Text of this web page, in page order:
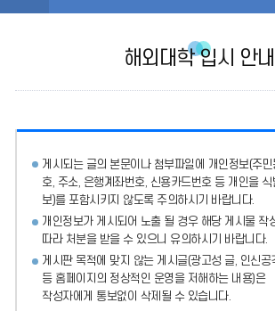
해외대학 입시 안내
게시되는 글의 본문이나 첨부파일에
개인정보(주
호, 주소, 은행계좌번호, 신용카드번호 등 개인을
보)를 포함시키지 않도록 주의하시기 바랍니다.
개인정보가 게시되어 노출 될 경우 해당 게시물 작
따라 처분을 받을 수 있으니 유의하시기 바랍니다.
게시판 목적에 맞지 않는 게시글(광고성 글, 인신공
등 홈페이지의 정상적인 운영을 저해하는 내용)은
작성자에게 통보없이 삭제될 수 있습니다.